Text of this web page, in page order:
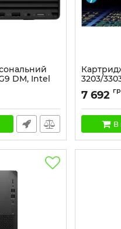
DM, Intel
UMA,
3203/
Артикул:
7 692
В